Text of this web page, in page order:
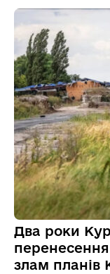
Два роки
злам планів